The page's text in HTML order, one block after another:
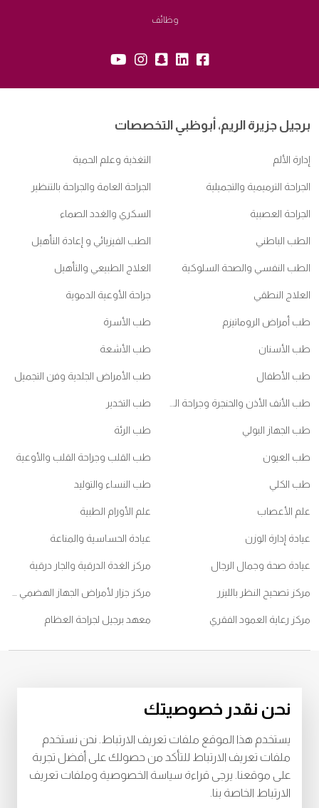
وظائف
fb:
lk:
snapchat:
insta:
yb:
برجيل جزيرة الريم، أبوظبي التخصصات
إدارة الألم التغذية وعلم الحمية
الجراحة الترميمية والتجميلية الجراحة العامة والجراحة بالتنظير
الجراحة العصبية السكري والغدد الصماء
الطب الباطني الطب الفيزيائي و إعادة التأهيل
الطب النفسي والصحة السلوكية العلاج الطبيعي والتأهيل
العلاج النطقي جراحة الأوعية الدموية
طب أمراض الروماتيزم طب الأسرة
طب الأسنان طب الأشعة
طب الأطفال طب الأمراض الجلدية وفن التجميل
طب الأنف الأذن والحنجرة وجراحة الرأس والعنق طب التخدير
طب الجهاز البولي طب الرئة
طب العيون طب القلب وجراحة القلب والأوعية
طب الكلي طب النساء والتوليد
علم الأعصاب علم الأورام الطبية
عيادة إدارة الوزن عيادة الحساسية والمناعة
عيادة صحة وجمال الرجال مركز الغدة الدرقية والجار درقية
مركز تصحيح النظر بالليزر مركز جزار لأمراض الجهاز الهضمي والكبد
مركز رعاية العمود الفقري معهد برجيل لجراحة العظام
CJ95249
خصوصيةالبنود و الظروف
Download Burjeel App Now
appstore:
نحن نقدر خصوصيتك
يستخدم هذا الموقع ملفات تعريف الارتباط. نحن نستخدم
ملفات تعريف الارتباط للتأكد من حصولك على أفضل تجربة
على موقعنا. يرجى قراءة سياسة الخصوصية وملفات تعريف
الارتباط الخاصة بنا.